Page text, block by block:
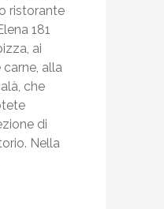
ristorante
181
ai
alla
che
di
Nella